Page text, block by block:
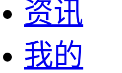
资讯
我的